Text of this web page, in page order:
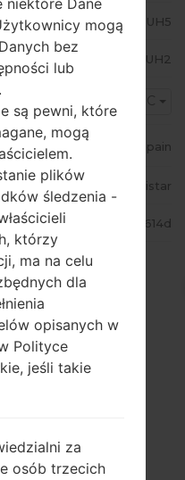
N986BOXM3DUH5
N986BXXU3DUH2
XEC
Spain
Movistar
niektóre Dane
mogą
bez
lub
są pewni, które
mogą
plików
śledzenia -
którzy
ma na celu
dla
opisanych w
Polityce
jeśli takie
za
osób trzecich